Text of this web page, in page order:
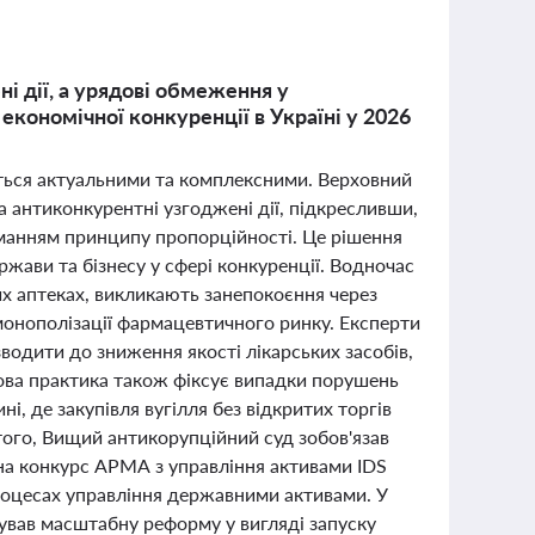
дії, а урядові обмеження у
конкуренції в Україні у 2026
актуальними та комплексними. Верховний
узгоджені дії, підкресливши,
принципу пропорційності. Це рішення
та бізнесу у сфері конкуренції. Водночас
аптеках, викликають занепокоєння через
фармацевтичного ринку. Експерти
до зниження якості лікарських засобів,
практика також фіксує випадки порушень
де закупівля вугілля без відкритих торгів
Вищий антикорупційний суд зобов'язав
конкурс АРМА з управління активами IDS
управління державними активами. У
масштабну реформу у вигляді запуску